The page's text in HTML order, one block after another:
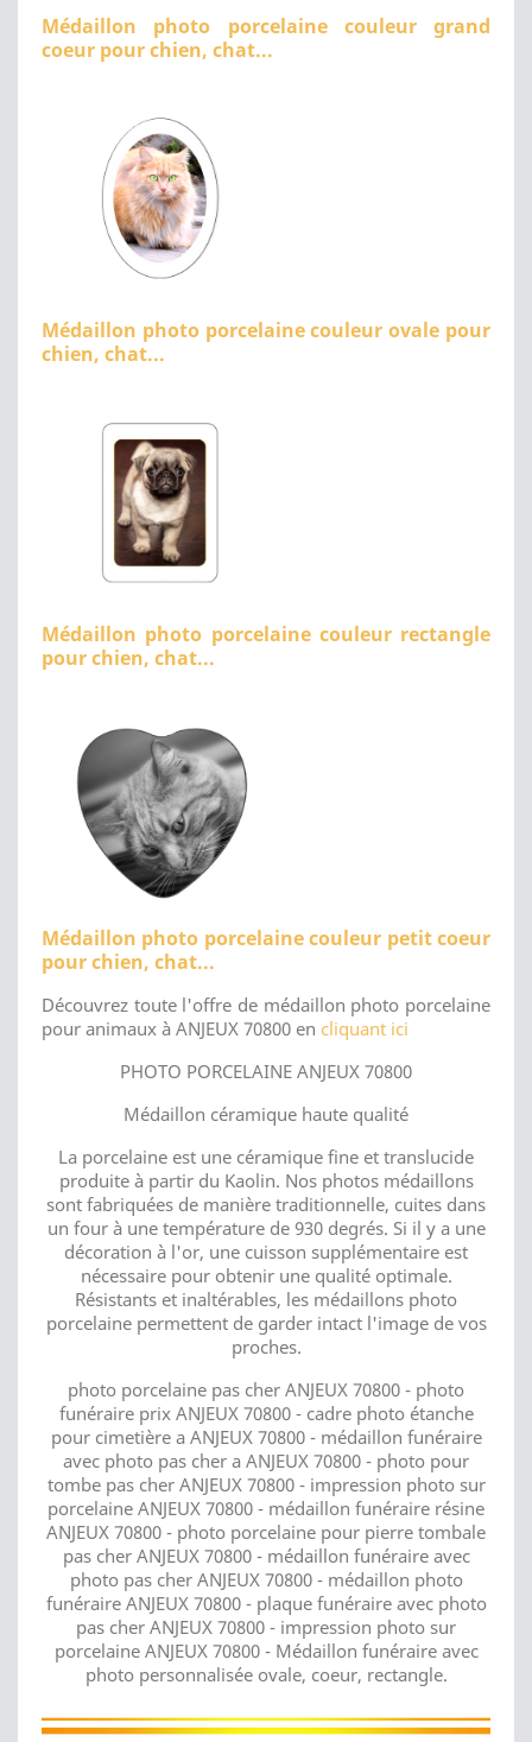
Médaillon photo porcelaine couleur grand
coeur pour chien, chat...
Médaillon photo porcelaine couleur ovale pour
chien, chat...
Médaillon photo porcelaine couleur rectangle
pour chien, chat...
Médaillon photo porcelaine couleur petit coeur
pour chien, chat...
Découvrez toute l'offre de médaillon photo porcelaine
pour animaux à ANJEUX 70800 en cliquant ici
PHOTO PORCELAINE ANJEUX 70800
Médaillon céramique haute qualité
La porcelaine est une céramique fine et translucide
produite à partir du Kaolin. Nos photos médaillons
sont fabriquées de manière traditionnelle, cuites dans
un four à une température de 930 degrés. Si il y a une
décoration à l'or, une cuisson supplémentaire est
nécessaire pour obtenir une qualité optimale.
Résistants et inaltérables, les médaillons photo
porcelaine permettent de garder intact l'image de vos
proches.
photo porcelaine pas cher ANJEUX 70800 - photo
funéraire prix ANJEUX 70800 - cadre photo étanche
pour cimetière a ANJEUX 70800 - médaillon funéraire
avec photo pas cher a ANJEUX 70800 - photo pour
tombe pas cher ANJEUX 70800 - impression photo sur
porcelaine ANJEUX 70800 - médaillon funéraire résine
ANJEUX 70800 - photo porcelaine pour pierre tombale
pas cher ANJEUX 70800 - médaillon funéraire avec
photo pas cher ANJEUX 70800 - médaillon photo
funéraire ANJEUX 70800 - plaque funéraire avec photo
pas cher ANJEUX 70800 - impression photo sur
porcelaine ANJEUX 70800 - Médaillon funéraire avec
photo personnalisée ovale, coeur, rectangle.